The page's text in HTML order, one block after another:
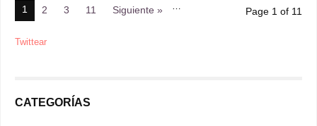
1 2 3 …
11 Siguiente » Page 1 of 11
Twittear
CATEGORÍAS